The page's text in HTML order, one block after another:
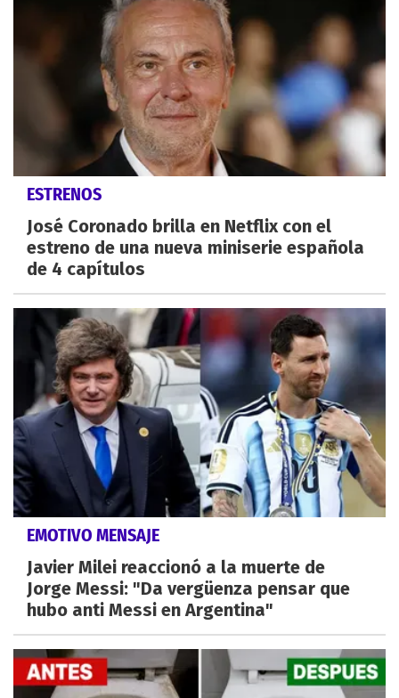
ESTRENOS
José Coronado brilla en Netflix con el
estreno de una nueva miniserie española
de 4 capítulos
EMOTIVO MENSAJE
Javier Milei reaccionó a la muerte de
Jorge Messi: "Da vergüenza pensar que
hubo anti Messi en Argentina"